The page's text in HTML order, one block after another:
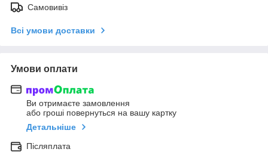
Самовивіз
Всі умови доставки
Умови оплати
Ви отримаєте замовлення
або гроші повернуться на вашу картку
Детальніше
Післяплата